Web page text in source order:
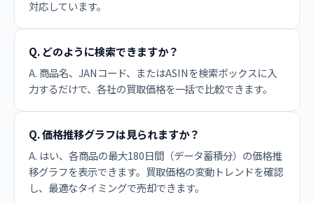
対応しています。
Q. どのように検索できますか？
A. 商品名、JANコード、またはASINを検索ボックスに入
力するだけで、各社の買取価格を一括で比較できます。
Q. 価格推移グラフは見られますか？
A. はい、各商品の最大180日間（データ蓄積分）の価格推
移グラフを表示できます。買取価格の変動トレンドを確認
し、最適なタイミングで売却できます。